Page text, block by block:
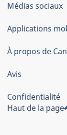
À
propos
de
ce
site
Médias sociaux
Applications
À propos de
Avis
Confidentialité
Haut de la page